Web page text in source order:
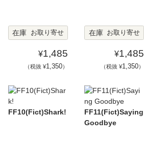
在庫 お取り寄せ
¥1,485
（税抜 ¥1,350）
在庫 お取り寄せ
¥1,485
（税抜 ¥1,350）
FF10(Fict)Shark!
FF11(Fict)Saying
Goodbye